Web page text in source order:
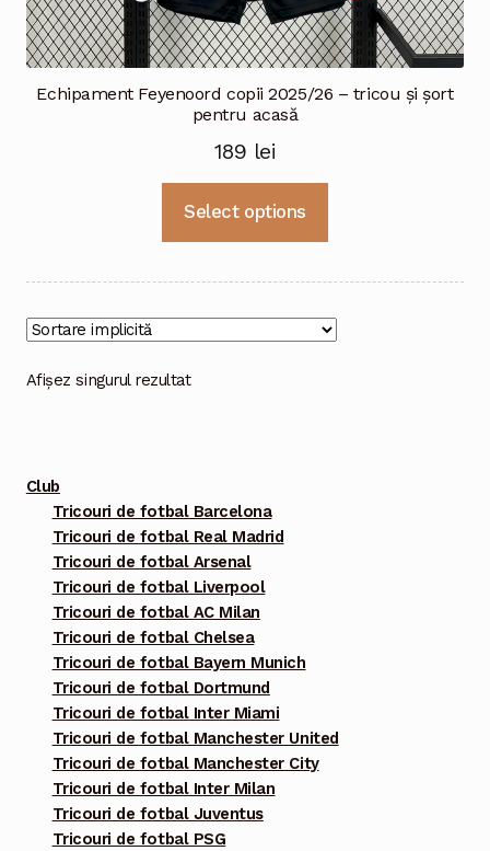
Echipament Feyenoord copii 2025/26 – tricou și șort
pentru acasă
189 lei
Select options
mai
multe
variații.
Afișez singurul rezultat
Club
Tricouri de fotbal Barcelona
Tricouri de fotbal Real Madrid
Tricouri de fotbal Arsenal
Tricouri de fotbal Liverpool
Tricouri de fotbal AC Milan
Tricouri de fotbal Chelsea
Tricouri de fotbal Bayern Munich
Tricouri de fotbal Dortmund
Tricouri de fotbal Inter Miami
Tricouri de fotbal Manchester United
Tricouri de fotbal Manchester City
Tricouri de fotbal Inter Milan
Tricouri de fotbal Juventus
Tricouri de fotbal PSG